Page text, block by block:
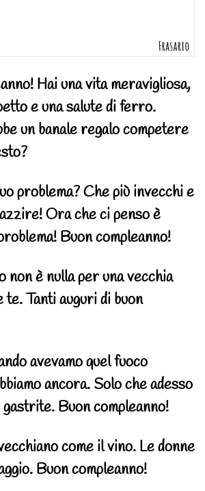
Hai una vita meravigliosa,
e una salute di ferro.
un banale regalo competere
problema? Che più invecchi e
Ora che ci penso è
Buon compleanno!
non è nulla per una vecchia
te. Tanti auguri di buon
avevamo quel fuoco
ancora. Solo che adesso
gastrite. Buon compleanno!
come il vino. Le donne
Buon compleanno!